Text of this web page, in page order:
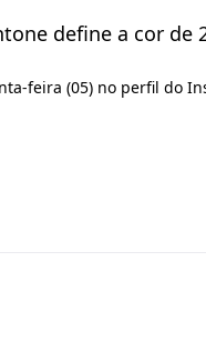
define a cor de
feira (05) no perfil do